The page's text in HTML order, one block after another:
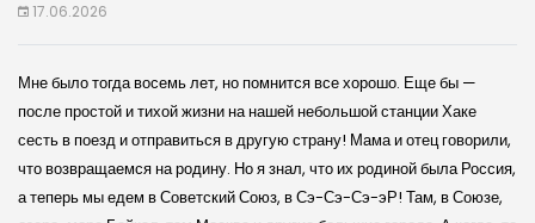
17.06.2026
Мне было тогда восемь лет, но помнится все хорошо. Еще бы —
после простой и тихой жизни на нашей небольшой станции Хаке
сесть в поезд и отправиться в другую страну! Мама и отец говорили,
что возвращаемся на родину. Но я знал, что их родиной была Россия,
а теперь мы едем в Советский Союз, в Сэ-Сэ-Сэ-эР! Там, в Союзе,